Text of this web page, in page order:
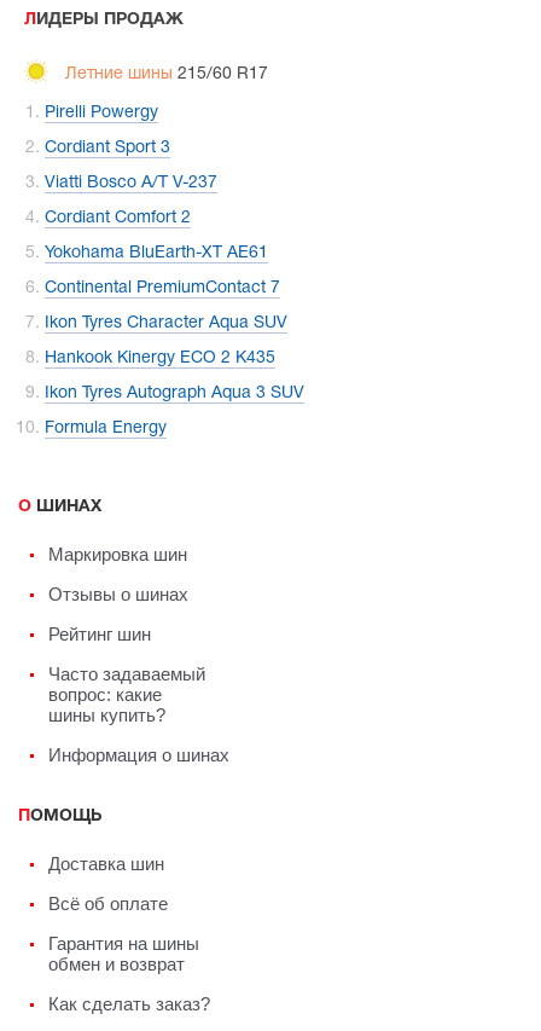
ЛИДЕРЫ ПРОДАЖ
Летние шины 215/60 R17
Pirelli Powergy
Cordiant Sport 3
Viatti Bosco A/T V-237
Cordiant Comfort 2
Yokohama BluEarth-XT AE61
Continental PremiumContact 7
Ikon Tyres Character Aqua SUV
Hankook Kinergy ECO 2 K435
Ikon Tyres Autograph Aqua 3 SUV
Formula Energy
О ШИНАХ
Маркировка шин
Отзывы о шинах
Рейтинг шин
Часто задаваемый
вопрос: какие
шины купить?
Информация о шинах
ПОМОЩЬ
Доставка шин
Всё об оплате
Гарантия на шины
обмен и возврат
Как сделать заказ?